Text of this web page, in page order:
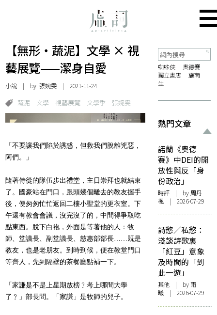
【無形・蔬泥】文學 × 視
藝展覽——潔身自愛
小說 | by張婉雯 | 2021-11-24
蔬泥 文學 視藝展覽 文學季 張婉雯
「不要讓我們陷於誘惑，但救我們脫離兇惡，
阿們。」
隨著侍從的隊伍步出禮堂，主日崇拜也就結束
了。國豪站在門口，跟頭幾個離去的教友握手
後，便匆匆忙忙返回二樓小聖堂的更衣室。下
午還有教會會議，沒完沒了的，中間得爭取吃
點東西。脫下白袍，外面是等著他的人：牧
師、堂議長、副堂議長、慈惠部部長……既是
教友，也是老朋友。到時到候，便在教堂門口
等齊人，先到隔壁的茶餐廳點補一下。
「家謙是不是上星期放榜﹖考上哪間大學
了﹖」部長問。「家謙」是牧師的兒子。
蜘蛛俠
奧德賽
獨立書店
施南
生
熱門文章
諾蘭《奧德
賽》中DEI的開
放性與反「身
份政治」
時評 | by周丹
楓 | 2026-07-29
詩慾／私慾：
淺談詩歌裏
「紅豆」意象
及時間的「到
此一遊」
其他 | by 雨
曦 | 2026-07-29